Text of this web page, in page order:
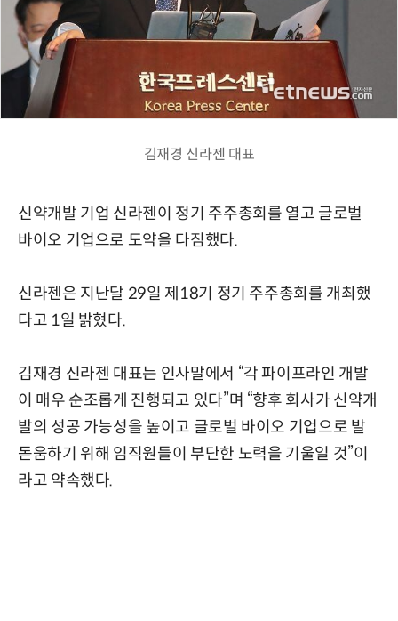
김재경 신라젠 대표
신약개발 기업 신라젠이 정기 주주총회를 열고 글로벌
바이오 기업으로 도약을 다짐했다.
신라젠은 지난달 29일 제18기 정기 주주총회를 개최했
다고 1일 밝혔다.
김재경 신라젠 대표는 인사말에서 “각 파이프라인 개발
이 매우 순조롭게 진행되고 있다”며 “향후 회사가 신약개
발의 성공 가능성을 높이고 글로벌 바이오 기업으로 발
돋움하기 위해 임직원들이 부단한 노력을 기울일 것”이
라고 약속했다.